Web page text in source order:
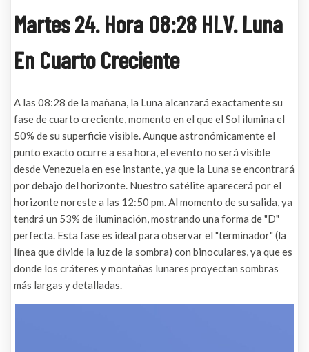
Martes 24. Hora 08:28 HLV. Luna
En Cuarto Creciente
A las 08:28 de la mañana, la Luna alcanzará exactamente su
fase de cuarto creciente, momento en el que el Sol ilumina el
50% de su superficie visible. Aunque astronómicamente el
punto exacto ocurre a esa hora, el evento no será visible
desde Venezuela en ese instante, ya que la Luna se encontrará
por debajo del horizonte. Nuestro satélite aparecerá por el
horizonte noreste a las 12:50 pm. Al momento de su salida, ya
tendrá un 53% de iluminación, mostrando una forma de "D"
perfecta. Esta fase es ideal para observar el "terminador" (la
línea que divide la luz de la sombra) con binoculares, ya que es
donde los cráteres y montañas lunares proyectan sombras
más largas y detalladas.